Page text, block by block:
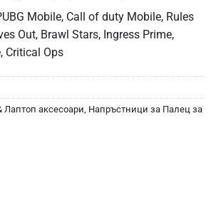
Mobile, Call of duty Mobile, Rules
Out, Brawl Stars, Ingress Prime,
Critical Ops
Лаптоп аксесоари Напръстници за Палец за